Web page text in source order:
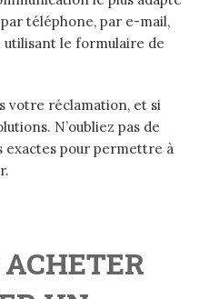
téléphone, par e-mail,
le formulaire de
votre réclamation, et si
N’oubliez pas de
pour permettre à